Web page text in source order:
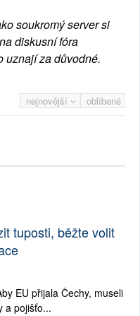
soukromý server si
diskusní fóra
uznají za důvodné.
nejnovější oblíbené
tuposti, běžte volit
EU přijala Čechy, museli
a pojišťo...